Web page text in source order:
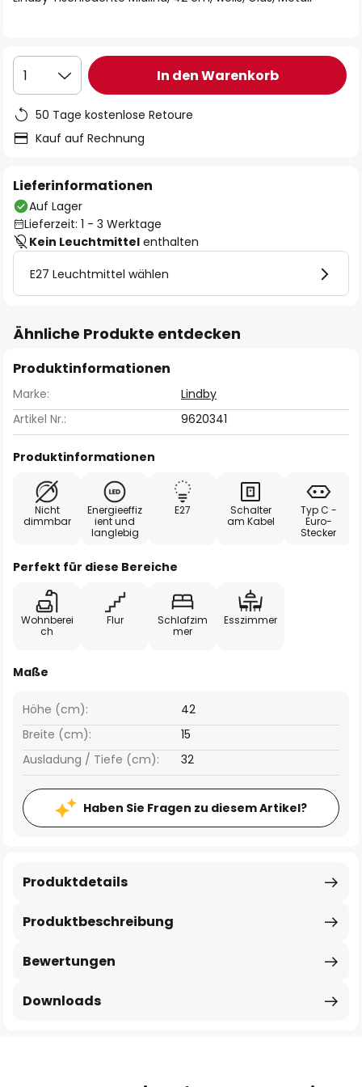
1 In den Warenkorb
50 Tage kostenlose Retoure
Kauf auf Rechnung
Lieferinformationen
Auf Lager
Lieferzeit: 1 - 3 Werktage
Kein Leuchtmittel enthalten
E27 Leuchtmittel wählen
Ähnliche Produkte entdecken
Produktinformationen
Marke:
Lindby
Artikel Nr.:
9620341
Produktinformationen
Nicht
dimmbar
Energieeffiz
ient und
langlebig
E27
Schalter
am Kabel
Typ C -
Euro-
Stecker
Perfekt für diese Bereiche
Wohnberei
ch
Flur
Schlafzim
mer
Esszimmer
Maße
Breite (cm): 15
Höhe (cm): 42
Ausladung / Tiefe (cm): 32
Haben Sie Fragen zu diesem Artikel?
Produktbeschreibung
Produktdetails
Bewertungen
Downloads